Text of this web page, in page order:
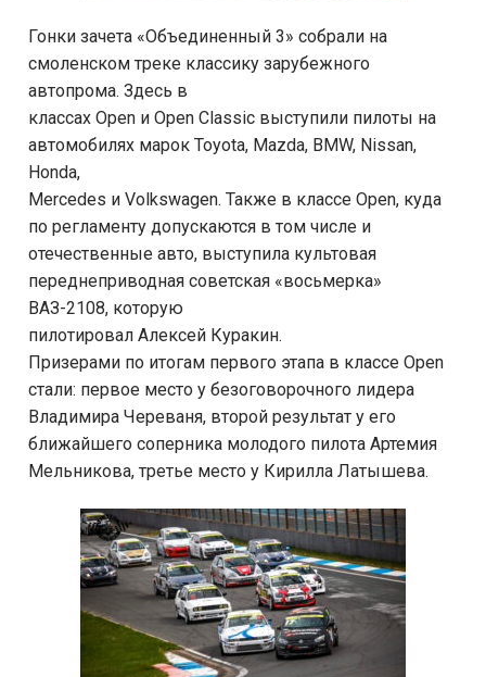
Гонки зачета «Объединенный 3» собрали на
смоленском треке классику зарубежного
автопрома. Здесь в
классах Open и Open Classic выступили пилоты на
автомобилях марок Toyota, Mazda, BMW, Nissan,
Honda,
Mercedes и Volkswagen. Также в классе Open, куда
по регламенту допускаются в том числе и
отечественные авто, выступила культовая
переднеприводная советская «восьмерка»
ВАЗ-2108, которую
пилотировал Алексей Куракин.
Призерами по итогам первого этапа в классе Open
стали: первое место у безоговорочного лидера
Владимира Череваня, второй результат у его
ближайшего соперника молодого пилота Артемия
Мельникова, третье место у Кирилла Латышева.